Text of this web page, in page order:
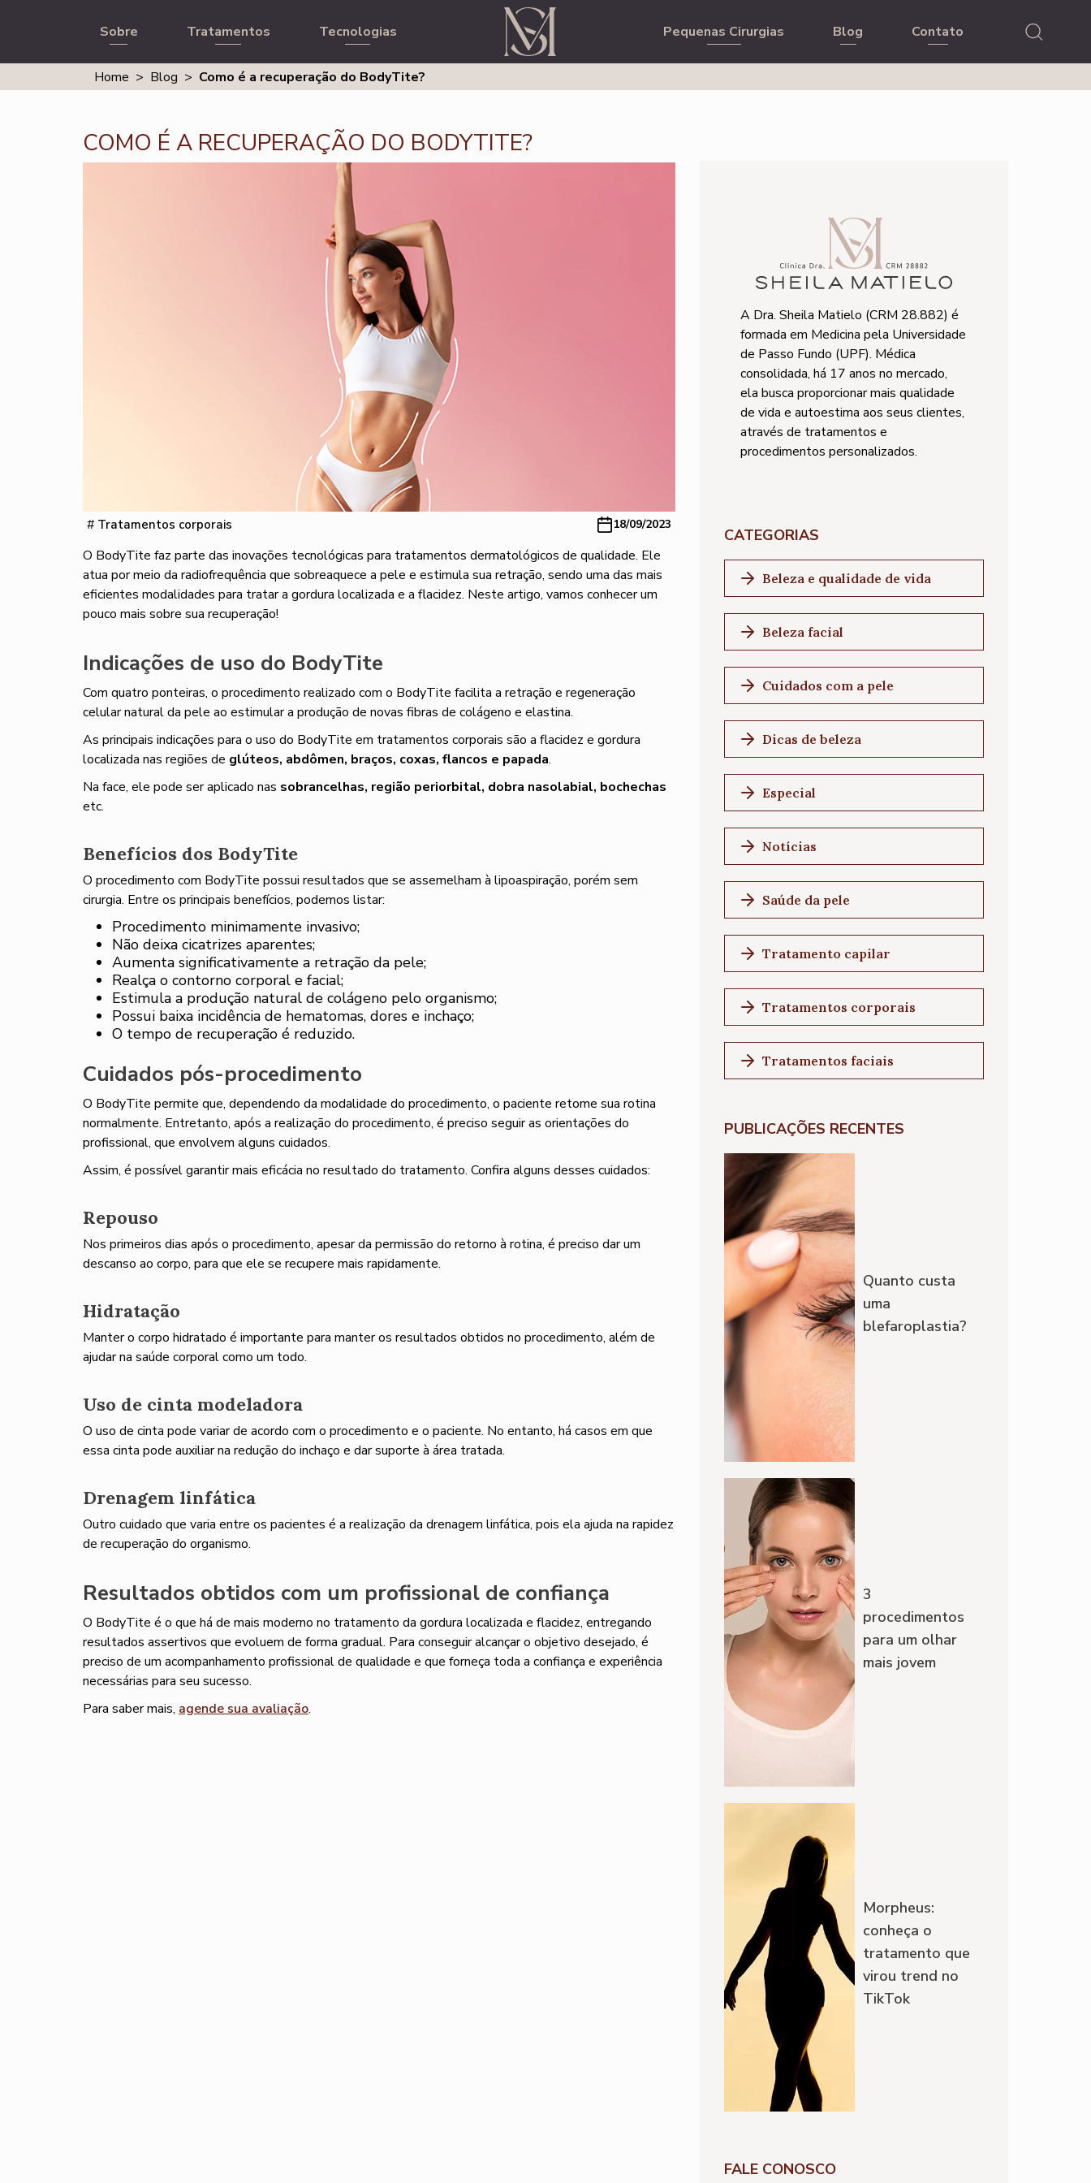
Sobre Tratamentos Tecnologias Pequenas Cirurgias Blog Contato
Home > Blog > Como é a recuperação do BodyTite?
COMO É A RECUPERAÇÃO DO BODYTITE?
# Tratamentos corporais 18/09/2023
O BodyTite faz parte das inovações tecnológicas para tratamentos dermatológicos de qualidade. Ele
atua por meio da radiofrequência que sobreaquece a pele e estimula sua retração, sendo uma das mais
eficientes modalidades para tratar a gordura localizada e a flacidez. Neste artigo, vamos conhecer um
pouco mais sobre sua recuperação!
Indicações de uso do BodyTite
Com quatro ponteiras, o procedimento realizado com o BodyTite facilita a retração e regeneração
celular natural da pele ao estimular a produção de novas fibras de colágeno e elastina.
As principais indicações para o uso do BodyTite em tratamentos corporais são a flacidez e gordura
localizada nas regiões de glúteos, abdômen, braços, coxas, flancos e papada.
Na face, ele pode ser aplicado nas sobrancelhas, região periorbital, dobra nasolabial, bochechas
etc.
Benefícios dos BodyTite
O procedimento com BodyTite possui resultados que se assemelham à lipoaspiração, porém sem
cirurgia. Entre os principais benefícios, podemos listar:
Procedimento minimamente invasivo;
Não deixa cicatrizes aparentes;
Aumenta significativamente a retração da pele;
Realça o contorno corporal e facial;
Estimula a produção natural de colágeno pelo organismo;
Possui baixa incidência de hematomas, dores e inchaço;
O tempo de recuperação é reduzido.
Cuidados pós-procedimento
O BodyTite permite que, dependendo da modalidade do procedimento, o paciente retome sua rotina
normalmente. Entretanto, após a realização do procedimento, é preciso seguir as orientações do
profissional, que envolvem alguns cuidados.
Assim, é possível garantir mais eficácia no resultado do tratamento. Confira alguns desses cuidados:
Repouso
Nos primeiros dias após o procedimento, apesar da permissão do retorno à rotina, é preciso dar um
descanso ao corpo, para que ele se recupere mais rapidamente.
Hidratação
Manter o corpo hidratado é importante para manter os resultados obtidos no procedimento, além de
ajudar na saúde corporal como um todo.
Uso de cinta modeladora
O uso de cinta pode variar de acordo com o procedimento e o paciente. No entanto, há casos em que
essa cinta pode auxiliar na redução do inchaço e dar suporte à área tratada.
Drenagem linfática
Outro cuidado que varia entre os pacientes é a realização da drenagem linfática, pois ela ajuda na rapidez
de recuperação do organismo.
Resultados obtidos com um profissional de confiança
O BodyTite é o que há de mais moderno no tratamento da gordura localizada e flacidez, entregando
resultados assertivos que evoluem de forma gradual. Para conseguir alcançar o objetivo desejado, é
preciso de um acompanhamento profissional de qualidade e que forneça toda a confiança e experiência
necessárias para seu sucesso.
Para saber mais, agende sua avaliação.
A Dra. Sheila Matielo (CRM 28.882) é
formada em Medicina pela Universidade
de Passo Fundo (UPF). Médica
consolidada, há 17 anos no mercado,
ela busca proporcionar mais qualidade
de vida e autoestima aos seus clientes,
através de tratamentos e
procedimentos personalizados.
CATEGORIAS
Beleza e qualidade de vida
Beleza facial
Cuidados com a pele
Dicas de beleza
Especial
Notícias
Saúde da pele
Tratamento capilar
Tratamentos corporais
Tratamentos faciais
PUBLICAÇÕES RECENTES
Quanto custa
uma
blefaroplastia?
3
procedimentos
para um olhar
mais jovem
Morpheus:
conheça o
tratamento que
virou trend no
TikTok
FALE CONOSCO